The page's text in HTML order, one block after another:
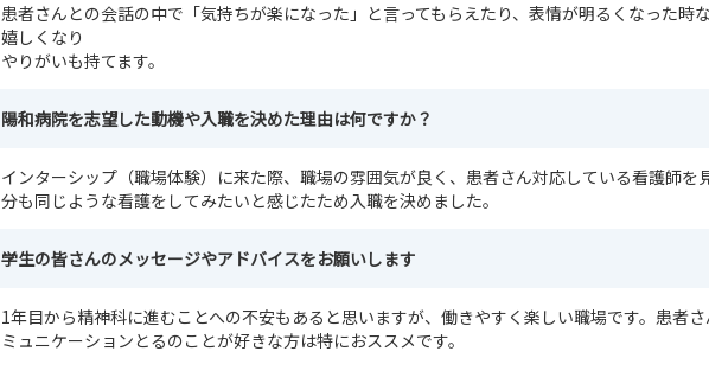
患者さんとの会話の中で「気持ちが楽になった」と言ってもらえたり、表情が明るくなった時
嬉しくなり
やりがいも持てます。
陽和病院を志望した動機や入職を決めた理由は何ですか？
インターシップ（職場体験）に来た際、職場の雰囲気が良く、患者さん対応している看護師を
分も同じような看護をしてみたいと感じたため入職を決めました。
学生の皆さんのメッセージやアドバイスをお願いします
1年目から精神科に進むことへの不安もあると思いますが、働きやすく楽しい職場です。患者さ
ミュニケーションとるのことが好きな方は特におススメです。